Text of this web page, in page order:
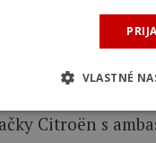
Citroën s
VLASTNÉ